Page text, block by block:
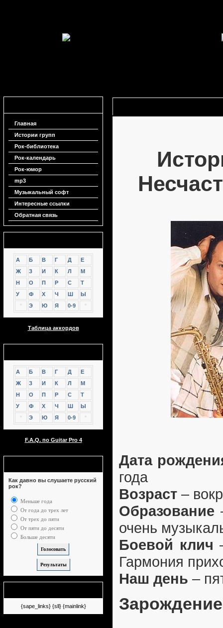
Главная
Истории групп
Рок-библиотека
Рок-календарь
Рок-юмор
mp3
Музыкальный софт
Интересные ссылки
Обратная связь
А Б В Г Д
Е
Ж
З И К Л
М
Н
О П Р С
Т
У
Ф Х Ч Ш
Ы
Э Ю Я 0-9
Таблица аккордов
А Б В Г Д
Е
Ж
З И К Л
М
Н
О П Р С
Т
У
Ф Х Ч Ш
Ы
Э Ю Я 0-9
F.A.Q. по Guitar Pro 4
Как давно вы слушаете русский
рок?
Меньше года
От года до трех лет
От трех до пяти
От пяти до десяти
Больше десяти
{sape_links} {sll} {mainlink}
Дата
года
Возраст –
Образование
очень
Боевой клич
Гармония
Наш день –
Зарождение